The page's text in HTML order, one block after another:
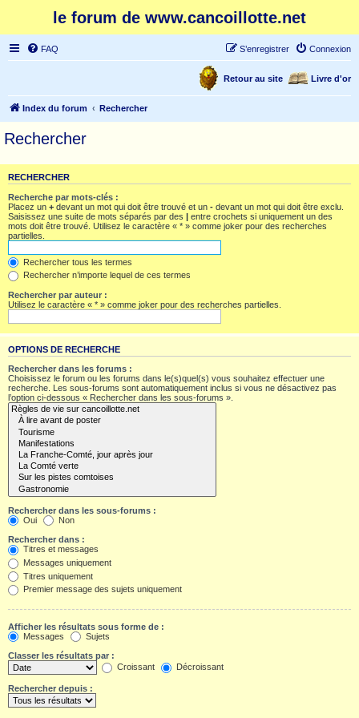
le forum de www.cancoillotte.net
FAQ Connexion
S’enregistrer
Livre d'or
Retour au site
Index du forum Rechercher
Rechercher
RECHERCHER
Recherche par mots-clés :
Placez un + devant un mot qui doit être trouvé et un - devant un mot qui doit être exclu.
Saisissez une suite de mots séparés par des | entre crochets si uniquement un des
mots doit être trouvé. Utilisez le caractère « * » comme joker pour des recherches
partielles.
Rechercher tous les termes
Rechercher n’importe lequel de ces termes
Rechercher par auteur :
Utilisez le caractère « * » comme joker pour des recherches partielles.
OPTIONS DE RECHERCHE
Rechercher dans les forums :
Choisissez le forum ou les forums dans le(s)quel(s) vous souhaitez effectuer une
recherche. Les sous-forums sont automatiquement inclus si vous ne désactivez pas
l’option ci-dessous « Rechercher dans les sous-forums ».
Rechercher dans les sous-forums :
Oui
Non
Rechercher dans :
Titres et messages
Messages uniquement
Titres uniquement
Premier message des sujets uniquement
Afficher les résultats sous forme de :
Messages
Sujets
Classer les résultats par :
Croissant
Décroissant
Rechercher depuis :